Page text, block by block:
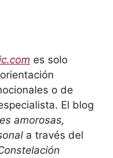
es solo
o de
El blog
amorosas,
a través del